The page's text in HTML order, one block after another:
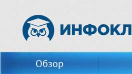
Обзор